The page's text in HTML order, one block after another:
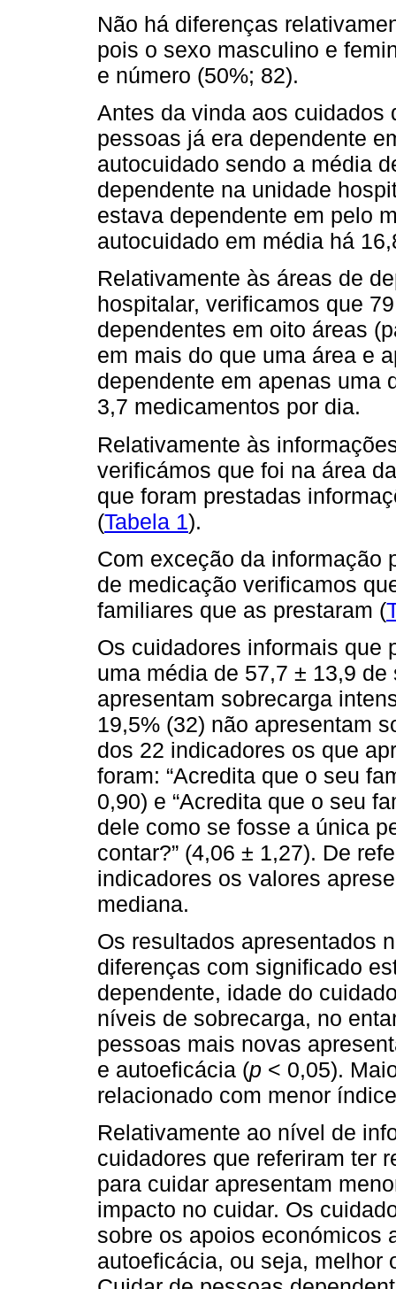
Não há diferenças
pois o sexo masculino e
e número (50%; 82).
Antes da vinda aos cuidados
pessoas já era dependente
autocuidado sendo a média
dependente na unidade
estava dependente em pelo
autocuidado em média há
Relativamente às áreas de
hospitalar, verificamos que
dependentes em oito áreas
em mais do que uma área e
dependente em apenas uma
3,7 medicamentos por dia.
Relativamente às
verificámos que foi na área
que foram prestadas
(Tabela 1).
Com exceção da informação
de medicação verificamos
familiares que as prestaram (
Os cuidadores informais que
uma média de 57,7 ± 13,9
apresentam sobrecarga
19,5% (32) não apresentam
dos 22 indicadores os que
foram: “Acredita que o seu
0,90) e “Acredita que o seu
dele como se fosse a única
contar?” (4,06 ± 1,27). De
indicadores os valores
mediana.
Os resultados apresentados
diferenças com significado
dependente, idade do
níveis de sobrecarga, no
pessoas mais novas
e autoeficácia (p < 0,05).
relacionado com menor
Relativamente ao nível de
cuidadores que referiram ter
para cuidar apresentam
impacto no cuidar. Os
sobre os apoios económicos
autoeficácia, ou seja, melhor